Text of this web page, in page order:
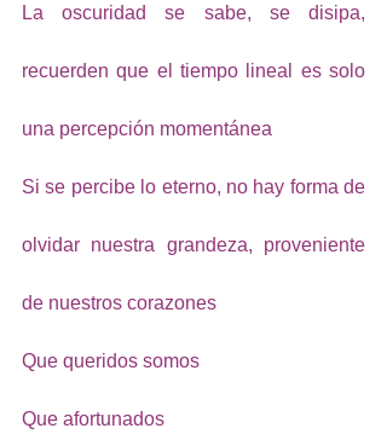
La oscuridad se sabe, se disipa,
recuerden que el tiempo lineal es solo
una percepción momentánea
Si se percibe lo eterno, no hay forma de
olvidar nuestra grandeza, proveniente
de nuestros corazones
Que queridos somos
Que afortunados